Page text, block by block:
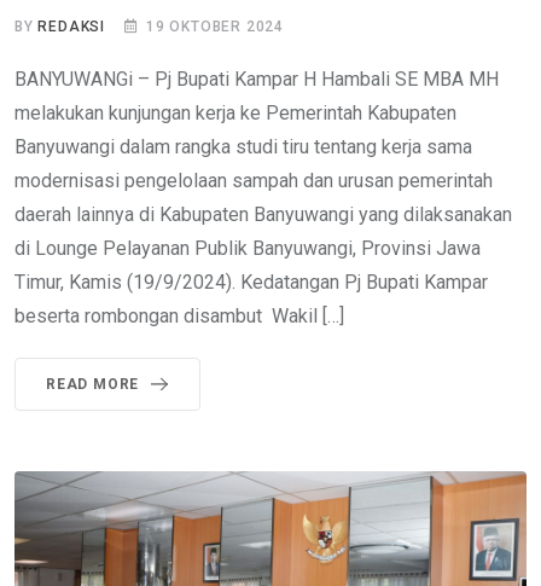
BY REDAKSI 19 OKTOBER 2024
BANYUWANGi – Pj Bupati Kampar H Hambali SE MBA MH
melakukan kunjungan kerja ke Pemerintah Kabupaten
Banyuwangi dalam rangka studi tiru tentang kerja sama
modernisasi pengelolaan sampah dan urusan pemerintah
daerah lainnya di Kabupaten Banyuwangi yang dilaksanakan
di Lounge Pelayanan Publik Banyuwangi, Provinsi Jawa
Timur, Kamis (19/9/2024). Kedatangan Pj Bupati Kampar
beserta rombongan disambut Wakil […]
READ MORE